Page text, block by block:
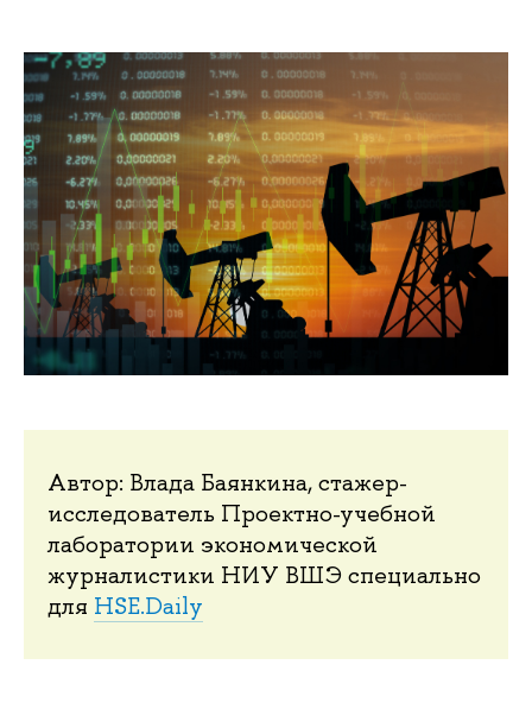
Автор: Влада Баянкина, стажер-
исследователь Проектно-учебной
лаборатории экономической
журналистики НИУ ВШЭ специально
для HSE.Daily